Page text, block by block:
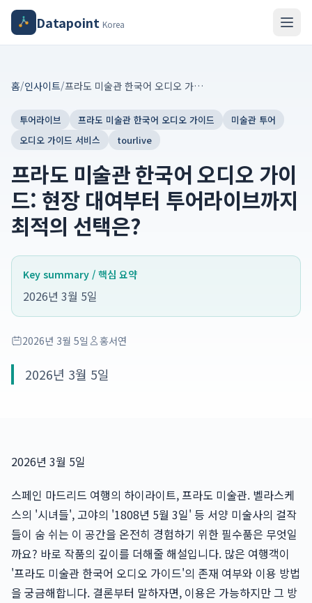
Datapoint Korea
홈/인사이트/ 프라도 미술관 한국어 오디오 가이드: 현장 대여부터 투어라이브까지 최적의 선택은?
투어라이브 프라도 미술관 한국어 오디오 가이드
미술관 투어
오디오 가이드 서비스
tourlive
프라도 미술관 한국어 오디오 가이
드: 현장 대여부터 투어라이브까지
최적의 선택은?
Key summary / 핵심 요약
2026년 3월 5일
2026년 3월 5일 홍서연
2026년 3월 5일
2026년 3월 5일
스페인 마드리드 여행의 하이라이트, 프라도 미술관. 벨라스케
스의 '시녀들', 고야의 '1808년 5월 3일' 등 서양 미술사의 걸작
들이 숨 쉬는 이 공간을 온전히 경험하기 위한 필수품은 무엇일
까요? 바로 작품의 깊이를 더해줄 해설입니다. 많은 여행객이
'프라도 미술관 한국어 오디오 가이드'의 존재 여부와 이용 방법
을 궁금해합니다. 결론부터 말하자면, 이용은 가능하지만 그 방